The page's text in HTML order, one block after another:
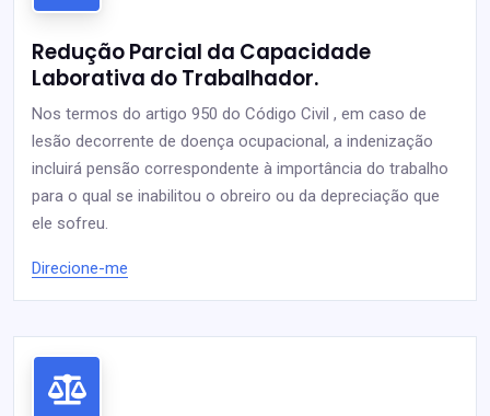
Redução Parcial da Capacidade
Laborativa do Trabalhador.
Nos termos do artigo 950 do Código Civil , em caso de
lesão decorrente de doença ocupacional, a indenização
incluirá pensão correspondente à importância do trabalho
para o qual se inabilitou o obreiro ou da depreciação que
ele sofreu.
Direcione-me